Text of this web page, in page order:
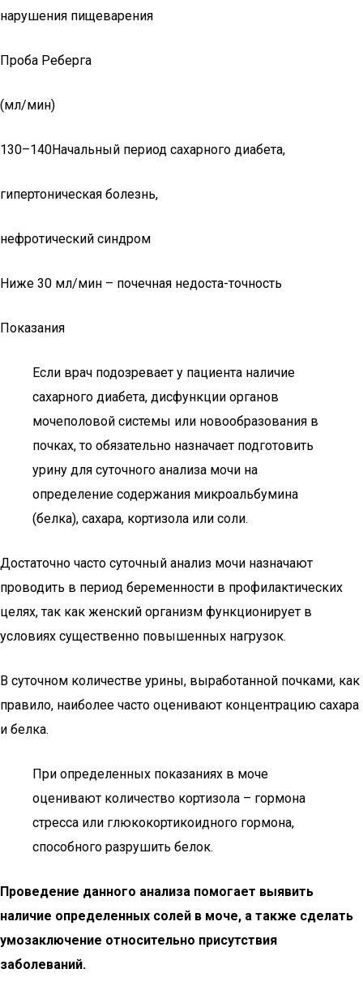
нарушения пищеварения
Проба Реберга
(мл/мин)
130–140Начальный период сахарного диабета,
гипертоническая болезнь,
нефротический синдром
Ниже 30 мл/мин – почечная недоста-точность
Показания
Если врач подозревает у пациента наличие
сахарного диабета, дисфункции органов
мочеполовой системы или новообразования в
почках, то обязательно назначает подготовить
урину для суточного анализа мочи на
определение содержания микроальбумина
(белка), сахара, кортизола или соли.
Достаточно часто суточный анализ мочи назначают
проводить в период беременности в профилактических
целях, так как женский организм функционирует в
условиях существенно повышенных нагрузок.
В суточном количестве урины, выработанной почками, как
правило, наиболее часто оценивают концентрацию сахара
и белка.
При определенных показаниях в моче
оценивают количество кортизола – гормона
стресса или глюкокортикоидного гормона,
способного разрушить белок.
Проведение данного анализа помогает выявить
наличие определенных солей в моче, а также сделать
умозаключение относительно присутствия
заболеваний.